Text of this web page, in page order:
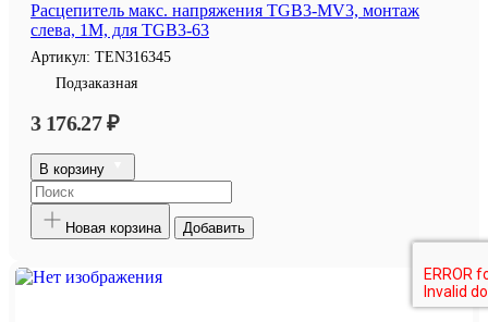
Расцепитель макс. напряжения TGB3-MV3, монтаж
слева, 1M, для TGB3-63
Артикул: TEN316345
Подзаказная
3 176.27 ₽
В корзину
Новая корзина Добавить